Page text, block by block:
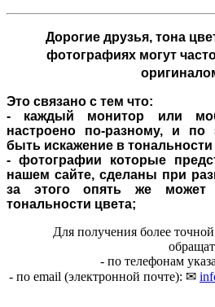
Дорогие друзья,тона
фотографиях могут
Это связано с тем что:
- каждый монитор или
настроено по-разному, и по
быть искажение в тональности
- фотографии которые
нашем сайте, сделаны при
за этого опять же может
тональности цвета;
Для получения более
- по телефонам
- по email (электронной почте): ✉